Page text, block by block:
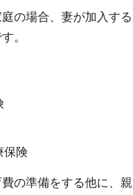
の場合、妻が加入す
。
保険
の準備をする他に、